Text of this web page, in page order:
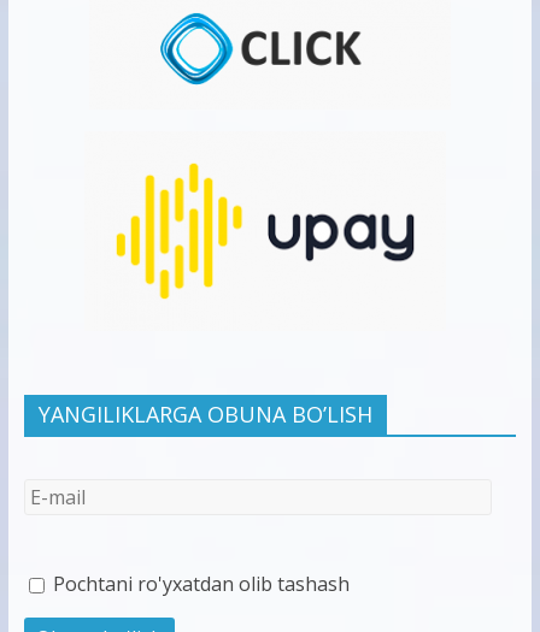
YANGILIKLARGA OBUNA BO’LISH
Pochtani ro'yxatdan olib tashash